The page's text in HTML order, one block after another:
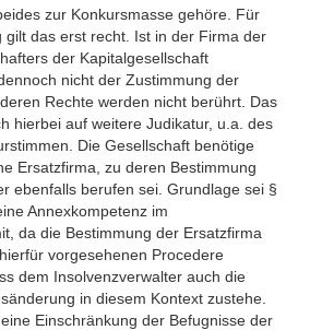
zur Konkursmasse gehöre. Für
gilt das erst recht. Ist in der Firma der
der Kapitalgesellschaft
nicht der Zustimmung der
Rechte werden nicht berührt. Das
hierbei auf weitere Judikatur, u.a. des
Die Gesellschaft benötige
Ersatzfirma, zu deren Bestimmung
ebenfalls berufen sei. Grundlage sei §
Annexkompetenz im
da die Bestimmung der Ersatzfirma
vorgesehenen Procedere
dem Insolvenzverwalter auch die
in diesem Kontext zustehe.
Einschränkung der Befugnisse der